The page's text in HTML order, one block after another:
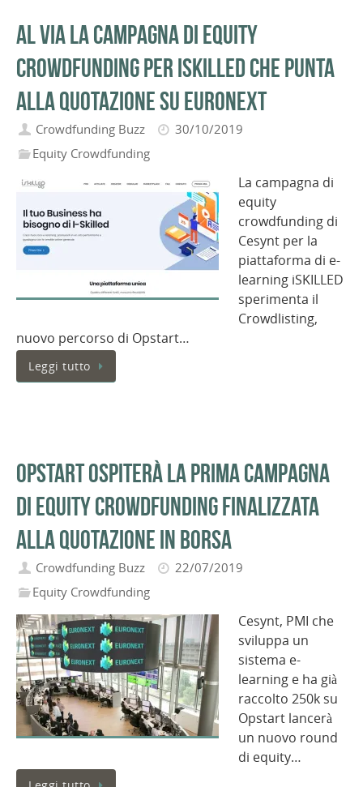
Al via la campagna di Equity
crowdfunding per iSkilled che punta
alla quotazione su Euronext
Crowdfunding Buzz
30/10/2019
Equity Crowdfunding
La campagna di
equity
crowdfunding di
Cesynt per la
piattaforma di e-
learning iSKILLED
sperimenta il
Crowdlisting,
nuovo percorso di Opstart…
Leggi tutto
Opstart ospiterà la prima campagna
di equity crowdfunding finalizzata
alla quotazione in Borsa
Crowdfunding Buzz
22/07/2019
Equity Crowdfunding
Cesynt, PMI che
sviluppa un
sistema e-
learning e ha già
raccolto 250k su
Opstart lancerà
un nuovo round
di equity…